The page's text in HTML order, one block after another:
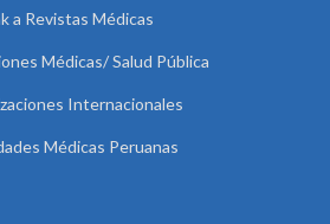
a Revistas Médicas
Médicas/ Salud Pública
Internacionales
Médicas Peruanas